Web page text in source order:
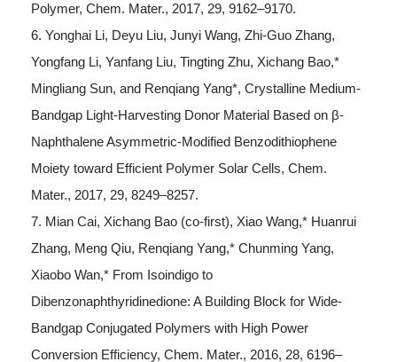
Polymer, Chem. Mater., 2017, 29, 9162–9170.
6. Yonghai Li, Deyu Liu, Junyi Wang, Zhi-Guo Zhang,
Yongfang Li, Yanfang Liu, Tingting Zhu, Xichang Bao,*
Mingliang Sun, and Renqiang Yang*, Crystalline Medium-
Bandgap Light-Harvesting Donor Material Based on β-
Naphthalene Asymmetric-Modified Benzodithiophene
Moiety toward Efficient Polymer Solar Cells, Chem.
Mater., 2017, 29, 8249–8257.
7. Mian Cai, Xichang Bao (co-first), Xiao Wang,* Huanrui
Zhang, Meng Qiu, Renqiang Yang,* Chunming Yang,
Xiaobo Wan,* From Isoindigo to
Dibenzonaphthyridinedione: A Building Block for Wide-
Bandgap Conjugated Polymers with High Power
Conversion Efficiency, Chem. Mater., 2016, 28, 6196–